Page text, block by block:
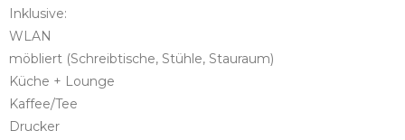
Inklusive:
WLAN
möbliert (Schreibtische, Stühle, Stauraum)
Küche + Lounge
Kaffee/Tee
Drucker